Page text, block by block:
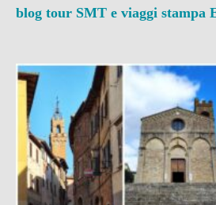
blog tour SMT e viaggi stampa